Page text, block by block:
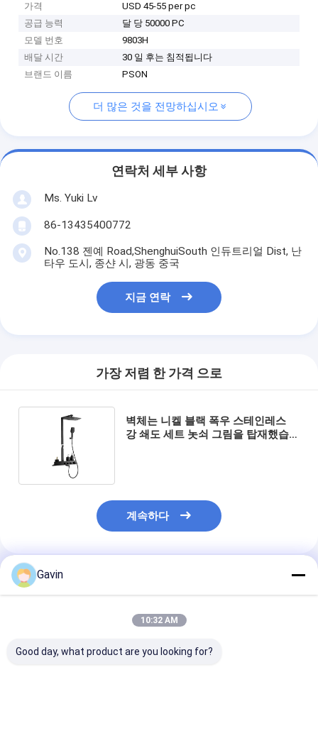
가격
USD 45-55 per pc
공급 능력
달 당 50000 PC
모델 번호
9803H
배달 시간
30 일 후는 침적됩니다
브랜드 이름
PSON
더 많은 것을 전망하십시오
연락처 세부 사항
Ms. Yuki Lv
86-13435400772
No.138 젠예 Road,ShenghuiSouth 인듀트리얼 Dist, 난
타우 도시, 종샨 시, 광동 중국
지금 연락
가장 저렴 한 가격 으로
벽체는 니켈 블랙 폭우 스테인레스
강 쇄도 세트 놋쇠 그림을 탑재했습
계속하다
추천된 제품
Gavin
10:32 AM
Good day, what product are you looking for?